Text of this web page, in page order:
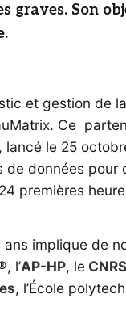
graves. Son
et gestion de
Ce
le 25
de données pour
premières
ans implique de
l’AP-HP, le CNRS
, l’École